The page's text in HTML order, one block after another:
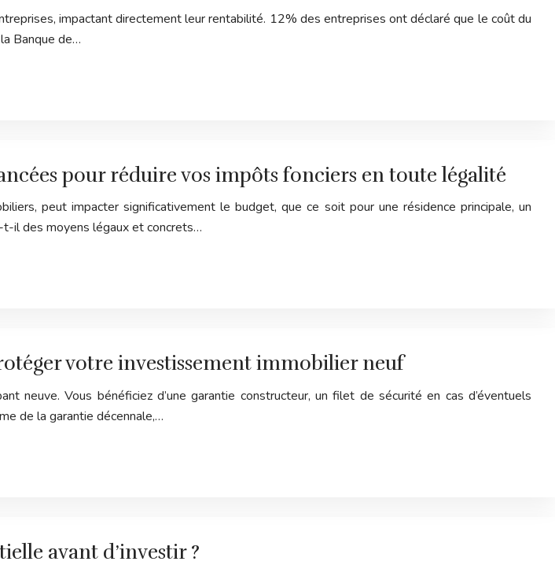
impactant directement leur rentabilité. 12% des entreprises ont déclaré que le coût du
Banque de…
pour réduire vos impôts fonciers en toute légalité
peut impacter significativement le budget, que ce soit pour une résidence principale, un
t-il des moyens légaux et concrets…
votre investissement immobilier neuf
neuve. Vous bénéficiez d’une garantie constructeur, un filet de sécurité en cas d’éventuels
de la garantie décennale,…
avant d’investir ?